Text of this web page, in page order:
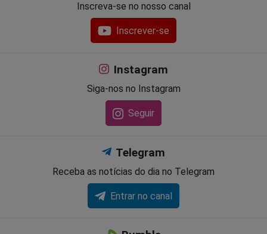
Inscreva-se no nosso canal
Inscrever-se
Instagram
Siga-nos no Instagram
Seguir
Telegram
Receba as notícias do dia no Telegram
Entrar no canal